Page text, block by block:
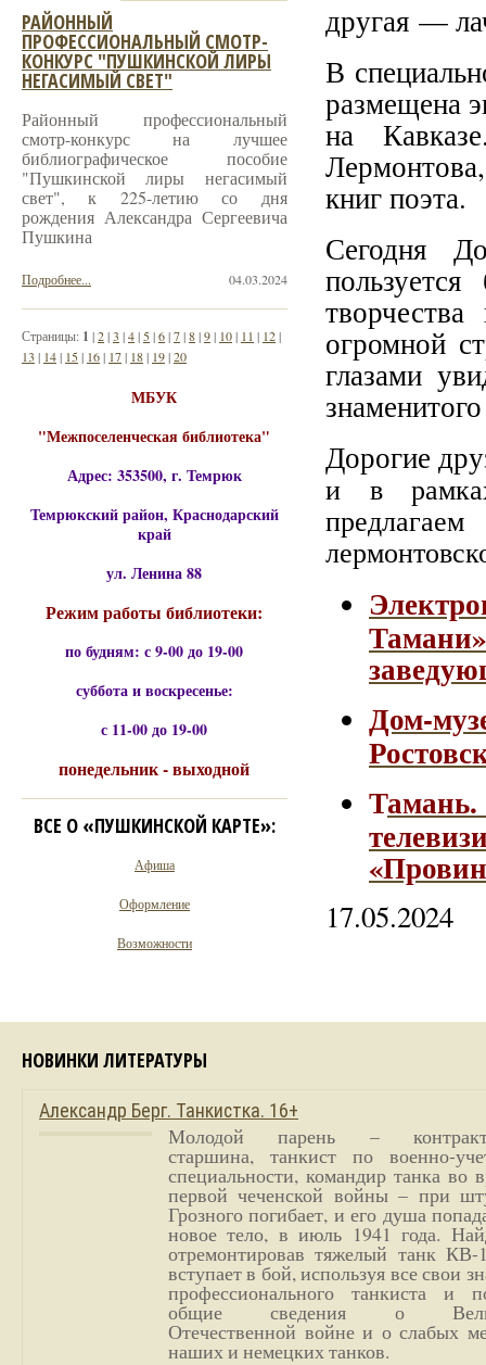
другая —
В
размещена
на
книг поэта.
Сегодня
огромной
глазами
Дорогие
и в
Дом-
Т
17.05.2024
РАЙОННЫЙ
ПРОФЕССИОНАЛЬНЫЙ СМОТР-
КОНКУРС "ПУШКИНСКОЙ ЛИРЫ
НЕГАСИМЫЙ СВЕТ"
Районный профессиональный
смотр-конкурс на лучшее
библиографическое пособие
"Пушкинской лиры негасимый
свет", к 225-летию со дня
рождения Александра Сергеевича
Пушкина
04.03.2024
Подробнее...
Страницы: 1 |2|3 |4| 5|6|7|8|9| 10| 11 | 12|
13 | 14| 15| 16| 17| 18| 19|20
МБУК
"Межпоселенческая библиотека"
Адрес: 353500, г. Темрюк
Темрюкский район, Краснодарский
край
ул. Ленина 88
Режим работы библиотеки:
по будням: с 9-00 до 19-00
суббота и воскресенье:
с 11-00 до 19-00
понедельник - выходной
ВСЕ О «ПУШКИНСКОЙ КАРТЕ»:
Афиша
Оформление
Возможности
НОВИНКИ ЛИТЕРАТУРЫ
Александр Берг. Танкистка. 16+
Молодой парень –
старшина, танкист по военно-
специальности, командир танка во
первой чеченской войны – при
Грозного погибает, и его душа
новое тело, в июль 1941 года.
отремонтировав тяжелый танк
вступает в бой, используя все свои
профессионального танкиста и
общие сведения о
Отечественной войне и о слабых
наших и немецких танков.